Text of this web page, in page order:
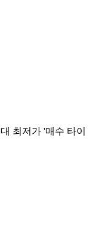
최저가 '매수 타이